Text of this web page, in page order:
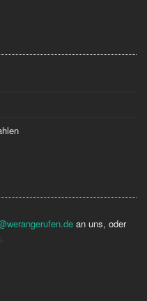
an uns, oder